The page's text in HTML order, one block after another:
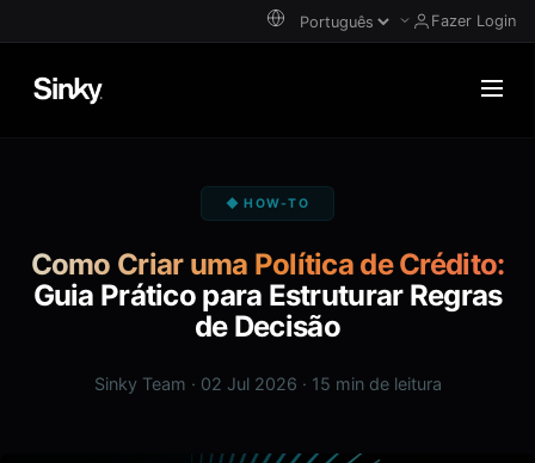
Fazer Login
◆ HOW-TO
Como Criar uma Política de Crédito:
Guia Prático para Estruturar Regras
de Decisão
Sinky Team · 02 Jul 2026 · 15 min de leitura